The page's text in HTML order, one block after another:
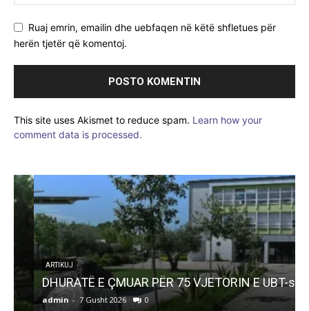
Ruaj emrin, emailin dhe uebfaqen në këtë shfletues për
herën tjetër që komentoj.
This site uses Akismet to reduce spam. Learn how your
comment data is processed.
ARTIKUJ
DHURATË E ÇMUAR PËR 75 VJETORIN E UBT-së
admin - 7 Gusht 2026 0